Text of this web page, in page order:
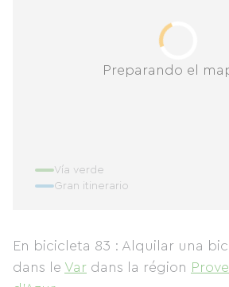
Preparando el
Vía verde
Gran itinerario
En bicicleta 83 : Alquilar una
dans le Var dans la région